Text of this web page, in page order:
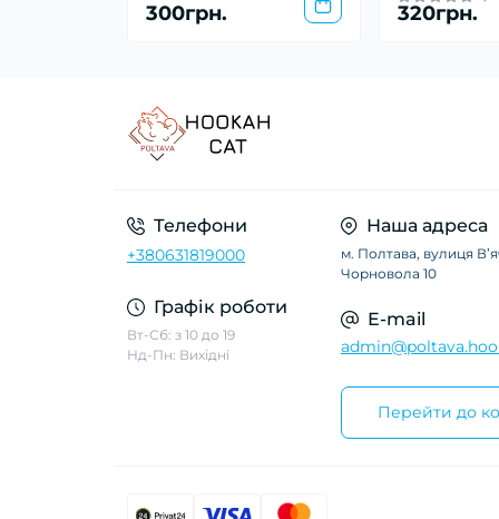
300грн. 320грн.
Телефони
+380631819000
Графік роботи
Вт-Сб: з 10 до 19
Нд-Пн: Вихідні
Наша адреса
м. Полтава, вулиця
Чорновола 10
E-mail
Перейти до